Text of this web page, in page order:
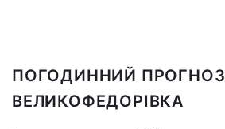
ПОГОДИННИЙ ПРОГНОЗ
ВЕЛИКОФЕДОРІВКА